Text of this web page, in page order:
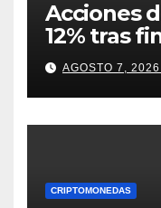
Acciones
12% tras
¿Hasta
en agosto?
AGOSTO 7, 2026
CRIPTOMONEDAS